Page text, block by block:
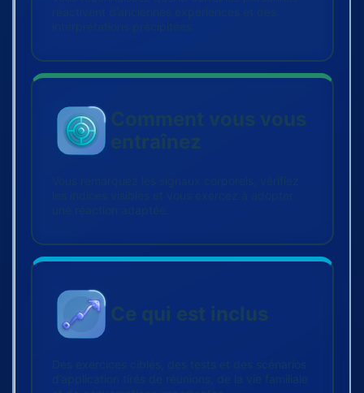
réactivent d’anciennes expériences et des
interprétations précipitées.
Comment vous vous
entraînez
Vous remarquez les signaux corporels, vérifiez
les indices visibles et vous exercez à adopter
une réaction adaptée.
Ce qui est inclus
Des exercices ciblés, des tests et des scénarios
d’application tirés de réunions, de la vie familiale